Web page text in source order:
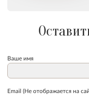
Ваше имя
Email (Не отображается на